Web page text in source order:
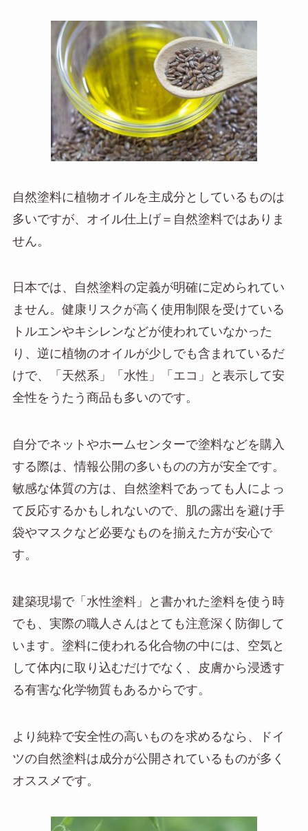
自然塗料に植物オイルを主成分としているものは
多いですが、オイル仕上げ＝自然塗料ではありま
せん。
日本では、自然塗料の定義が明確に定められてい
ません。健康リスクが高く使用制限を受けている
トルエンやキシレンなどが使われていなかった
り、逆に植物のオイルが少しでも含まれているだ
けで、「天然系」「水性」「エコ」と表示して安
全性をうたう商品も多いのです。
自分でネットやホームセンターで塗料などを購入
する際は、情報公開の多いものの方が安全です。
敏感な体質の方は、自然塗料であっても人によっ
て反応するかもしれないので、肌の露出を避け手
袋やマスクなど必要なものを揃えた方が安心で
す。
建築現場で「水性塗料」と書かれた塗料を使う時
でも、実際の職人さんはとても注意深く防御して
います。塗料に使われる化合物の中には、空気と
して体内に取り込むだけでなく、皮膚から浸透す
る有害な化学物質もあるからです。
より純粋で安全性の高いものを求めるなら、ドイ
ツの自然塗料は成分が公開されているものが多く
オススメです。